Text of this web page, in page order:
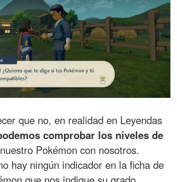
que no, en realidad en Leyendas
comprobar los niveles de
Pokémon con nosotros.
hay ningún indicador en la ficha de